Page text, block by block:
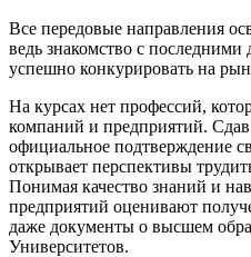
Все передовые направления
ведь знакомство с
успешно конкурировать на
На курсах нет профессий,
компаний и предприятий.
официальное подтверждение
открывает перспективы
Понимая качество знаний и
предприятий оценивают
даже документы о высшем
Университетов.